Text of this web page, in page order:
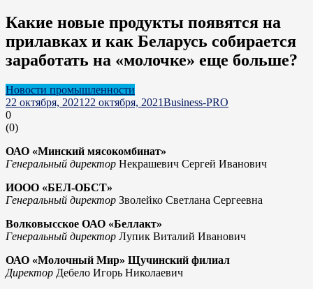
Какие новые продукты появятся на
прилавках и как Беларусь собирается
заработать на «молочке» еще больше?
Новости промышленности
22 октября, 2021 22 октября, 2021Business-PRO
0
(0)
ОАО «Минский мясокомбинат»
Генеральный директор Некрашевич Сергей Иванович
ИООО «БЕЛ-ОБСТ»
Генеральный директор Зволейко Светлана Сергеевна
Волковысское ОАО «Беллакт»
Генеральный директор Лупик Виталий Иванович
ОАО «Молочный Мир» Щучинский филиал
Директор Дебело Игорь Николаевич